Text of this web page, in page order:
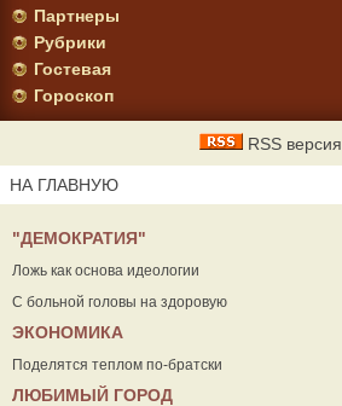
Партнеры
Рубрики
Гостевая
Гороскоп
RSS версия
НА ГЛАВНУЮ
"ДЕМОКРАТИЯ"
Ложь как основа идеологии
С больной головы на здоровую
ЭКОНОМИКА
Поделятся теплом по-братски
ЛЮБИМЫЙ ГОРОД